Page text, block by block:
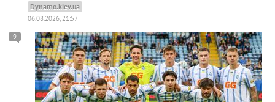
Dynamo.kiev.ua
06.08.2026, 21:57
9